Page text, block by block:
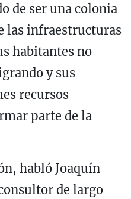
de ser una colonia
las infraestructuras
habitantes no
y sus
recursos
parte de la
habló Joaquín
de largo